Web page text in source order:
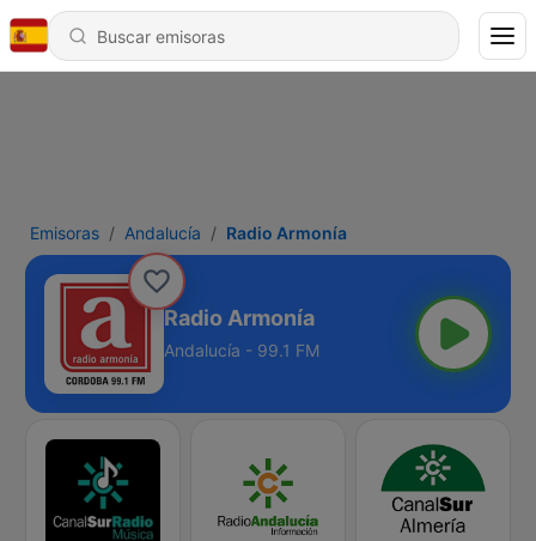
Emisoras Andalucía Radio Armonía
Radio Armonía
Andalucía - 99.1 FM